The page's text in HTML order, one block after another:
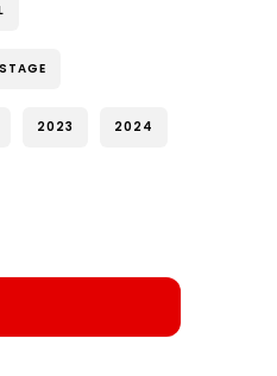
STAGE
2023 2024